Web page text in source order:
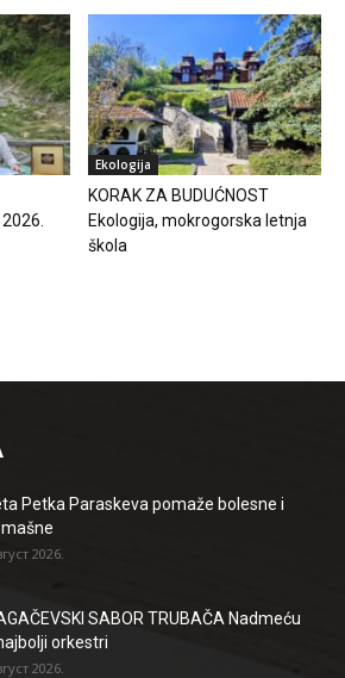
Ekologija
KORAK ZA BUDUĆNOST
Ekologija, mokrogorska letnja
škola
Petka Paraskeva pomaže bolesne i
2026.
SABOR TRUBAČA Nadmeću
orkestri
2026.